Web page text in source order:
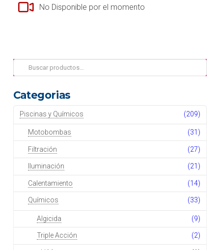
No Disponible por el momento
Buscar
por:
Categorias
Piscinas y Químicos (209)
Motobombas (31)
Filtración (27)
Iluminación (21)
Calentamiento (14)
Químicos (33)
Algicida (9)
Triple Acción (2)